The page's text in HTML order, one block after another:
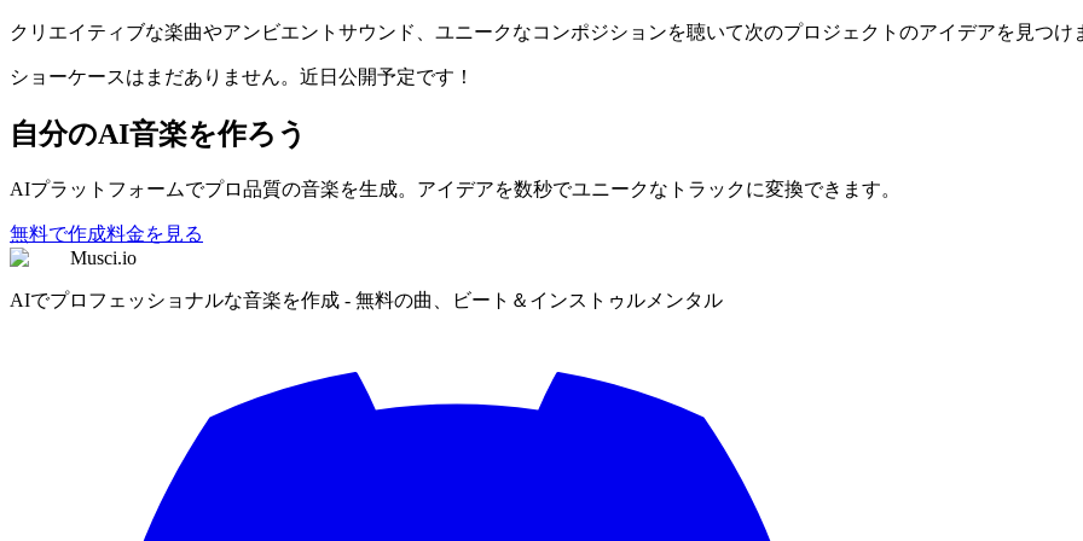
クリエイティブな楽曲やアンビエントサウンド、ユニークなコンポジションを聴いて次のプロジェクトのアイデアを見つけ
ショーケースはまだありません。近日公開予定です！
自分のAI音楽を作ろう
AIプラットフォームでプロ品質の音楽を生成。アイデアを数秒でユニークなトラックに変換できます。
無料で作成料金を見る
Musci.io
AIでプロフェッショナルな音楽を作成 - 無料の曲、ビート＆インストゥルメンタル